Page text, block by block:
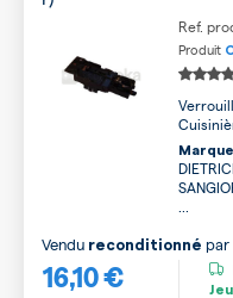
Ref.
Produit
16,10 €
Vendu reconditionné par